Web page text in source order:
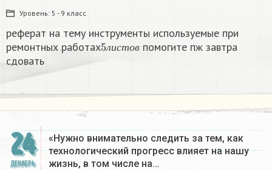
Уровень: 5 - 9 класс
реферат на тему инструменты используемые при
ремонтных работах
л ист ов
5листовпомогите пж завтра
сдовать​
24
ДЕКАБРЬ
«Нужно внимательно следить за тем, как
технологический прогресс влияет на нашу
жизнь, в том числе на…